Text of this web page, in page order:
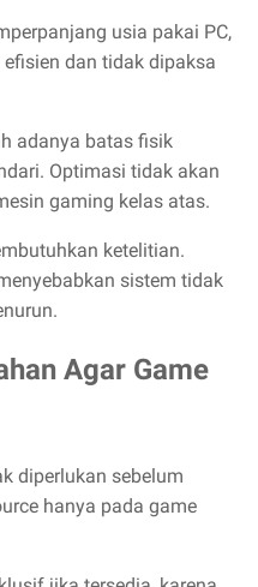
usia pakai PC,
dan tidak dipaksa
adanya batas fisik
Optimasi tidak akan
gaming kelas atas.
ketelitian.
sistem tidak
Agar Game
diperlukan sebelum
hanya pada game